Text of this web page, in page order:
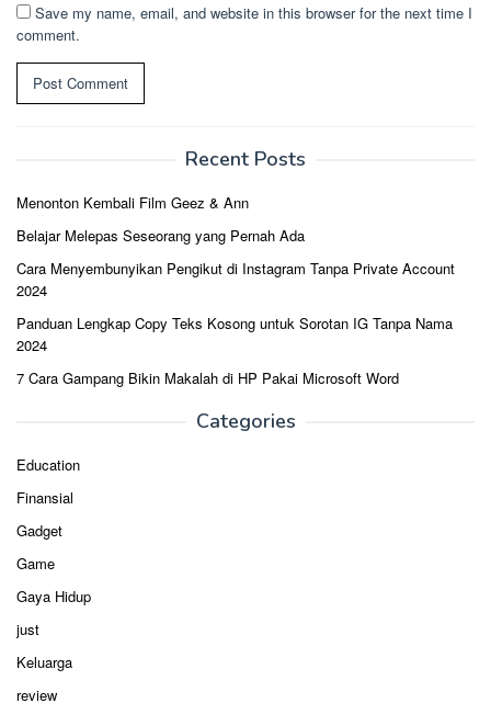
Save my name, email, and website in this browser for the next time I
comment.
Recent Posts
Menonton Kembali Film Geez & Ann
Belajar Melepas Seseorang yang Pernah Ada
Cara Menyembunyikan Pengikut di Instagram Tanpa Private Account
2024
Panduan Lengkap Copy Teks Kosong untuk Sorotan IG Tanpa Nama
2024
7 Cara Gampang Bikin Makalah di HP Pakai Microsoft Word
Categories
Education
Finansial
Gadget
Game
Gaya Hidup
just
Keluarga
review